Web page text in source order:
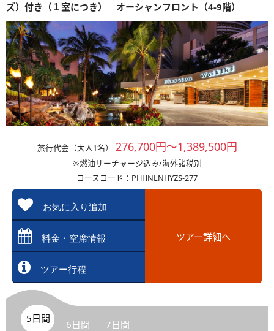
ズ）付き（１室につき） オーシャンフロント（4-9階）
旅行代金（大人1名） 276,700円～1,389,500円
※燃油サーチャージ込み/海外諸税別
コースコード：PHHNLNHYZS-277
お気に入り追加
料金・空席情報
ツアー行程
ツアー詳細へ
5日間 6日間 7日間